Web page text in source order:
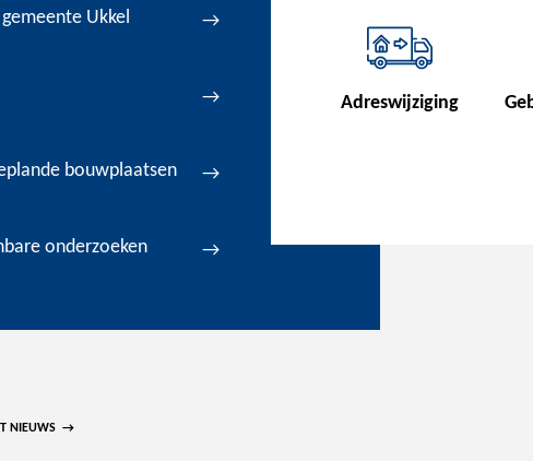
Ukkel
bouwplaatsen
onderzoeken
Adreswijziging
NIEUWS